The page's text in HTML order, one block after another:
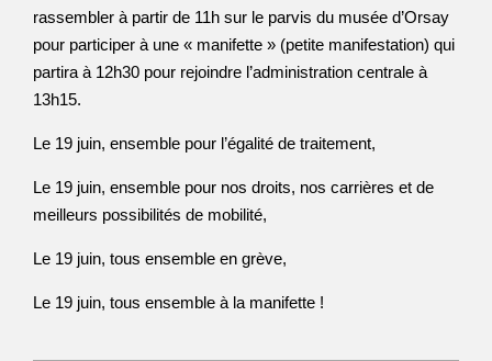
rassembler à partir de 11h sur le parvis du musée d’Orsay
pour participer à une « manifette » (petite manifestation) qui
partira à 12h30 pour rejoindre l’administration centrale à
13h15.
Le 19 juin, ensemble pour l’égalité de traitement,
Le 19 juin, ensemble pour nos droits, nos carrières et de
meilleurs possibilités de mobilité,
Le 19 juin, tous ensemble en grève,
Le 19 juin, tous ensemble à la manifette !